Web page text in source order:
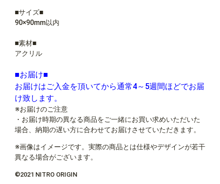
■サイズ■
90×90mm以内
■素材■
アクリル
■お届け■
お届けはご入金を頂いてから通常4～5週間ほどでお届
け致します。
※お届けのご注意
・お届け時期の異なる商品をご一緒にお買い求めいただいた
場合、納期の遅い方に合わせてお届けさせていただきます。
※画像はイメージです。実際の商品とは仕様やデザインが若干
異なる場合がございます。
©2021 NITRO ORIGIN